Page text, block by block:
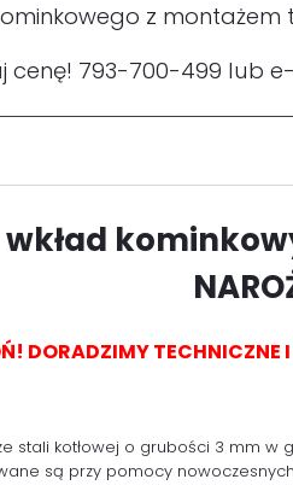
z montażem
cenę! 793-700-499 lub
DORADZIMY
stali kotłowej o grubości 3 mm w
są przy pomocy